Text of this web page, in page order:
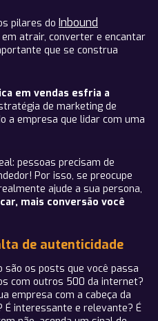
pilares do Inbound
atrair, converter e encantar
que se construa
em vendas esfria a
de marketing de
a empresa que lidar com uma
pessoas precisam de
Por isso, se preocupe
ajude a sua persona,
mais conversão você
de autenticidade
são os posts que você passa
com outros 500 da internet?
empresa com a cabeça da
interessante e relevante? É